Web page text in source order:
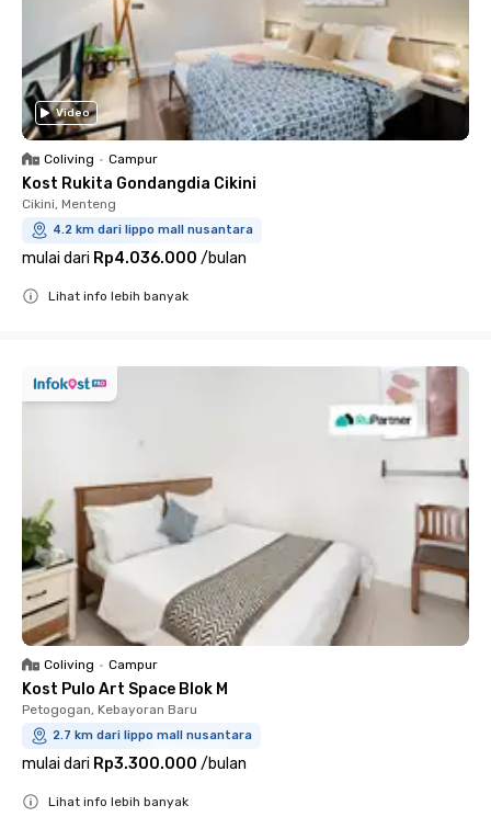
Video
Coliving • Campur
Kost Rukita Gondangdia Cikini
Cikini, Menteng
4.2 km dari lippo mall nusantara
mulai dari Rp4.036.000 /bulan
Lihat info lebih banyak
Coliving • Campur
Kost Pulo Art Space Blok M
Petogogan, Kebayoran Baru
2.7 km dari lippo mall nusantara
mulai dari Rp3.300.000 /bulan
Lihat info lebih banyak